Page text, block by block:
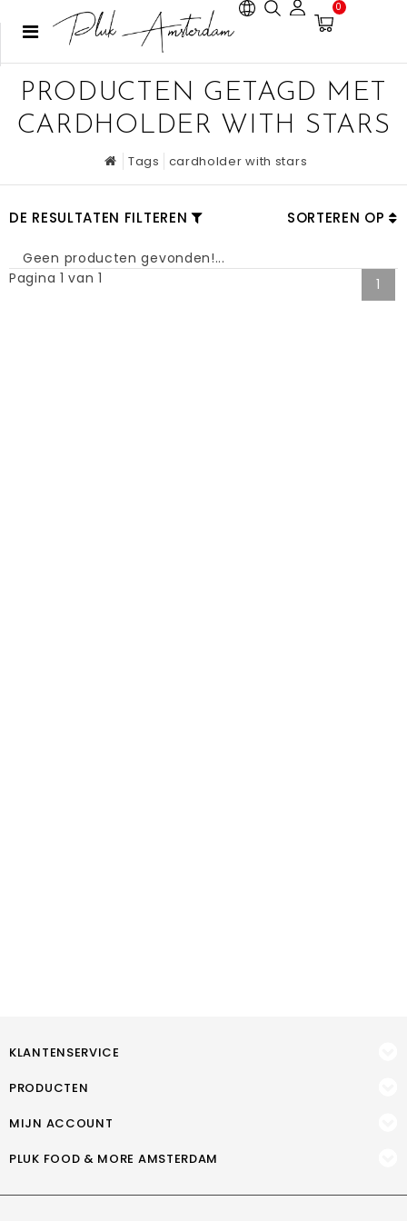
0
PRODUCTEN GETAGD MET
CARDHOLDER WITH STARS
Tags cardholder with stars
DE RESULTATEN FILTEREN SORTEREN OP
Geen producten gevonden!...
Pagina 1 van 1
1
KLANTENSERVICE
PRODUCTEN
MIJN ACCOUNT
PLUK FOOD & MORE AMSTERDAM